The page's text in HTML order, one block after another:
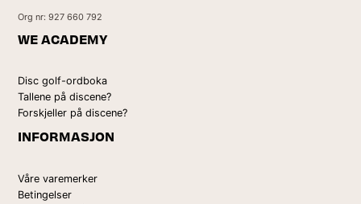
Org nr: 927 660 792
WE ACADEMY
Disc golf-ordboka
Tallene på discene?
Forskjeller på discene?
INFORMASJON
Våre varemerker
Betingelser